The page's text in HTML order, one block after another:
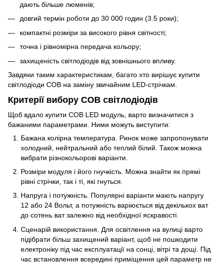
дають більше люменів;
довгий термін роботи до 30 000 годин (3.5 роки);
компактні розміри за високого рівня світності;
точна і рівномірна передача кольору;
захищеність світлодіодів від зовнішнього впливу.
Завдяки таким характеристикам, багато хто вирішує купити
світлодіоди COB на заміну звичайним LED-стрічкам.
Критерії вибору COB світлодіодів
Щоб вдало купити COB LED модуль, варто визначитися з
бажаними параметрами. Ними можуть виступити:
Бажана колірна температура. Ринок може запропонувати
холодний, нейтральний або теплий білий. Також можна
вибрати різнокольорові варіанти.
Розміри модуля і його гнучкість. Можна знайти як прямі
рівні стрічки, так і ті, які гнуться.
Напруга і потужність. Популярні варіанти мають напругу
12 або 24 Вольт, а потужність варіюється від декількох ват
до сотень ват залежно від необхідної яскравості.
Сценарій використання. Для освітлення на вулиці варто
підібрати більш захищений варіант, щоб не пошкодити
електроніку під час експлуатації на сонці, вітрі та дощі. Під
час встановлення всередині приміщення цей параметр не